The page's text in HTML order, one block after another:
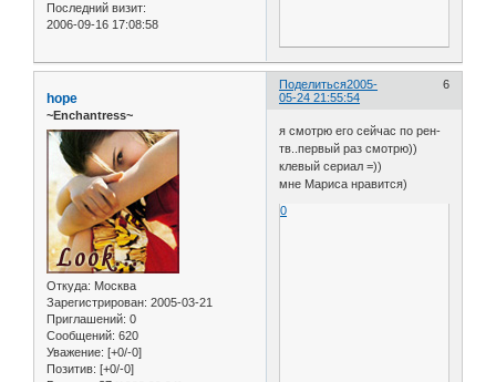
Последний визит:
2006-09-16 17:08:58
Поделиться 6
2005-
05-24 21:55:54
hope
~Enchantress~
Откуда: Москва
Зарегистрирован: 2005-03-21
Приглашений: 0
Сообщений: 620
Уважение: [+0/-0]
Позитив: [+0/-0]
я смотрю его сейчас по рен-
тв..первый раз смотрю))
клевый сериал =))
мне Мариса нравится)
0